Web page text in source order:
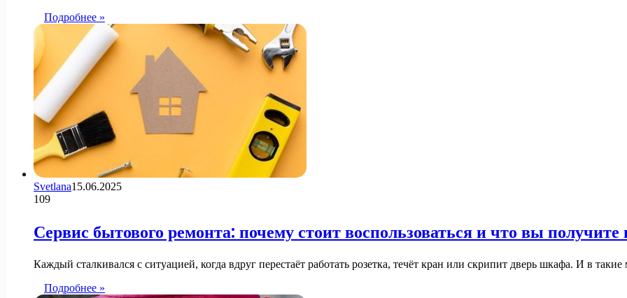
Подробнее »
Svetlana15.06.2025
109
Сервис бытового ремонта: почему стоит воспользоваться и что вы получите
Каждый сталкивался с ситуацией, когда вдруг перестаёт работать розетка, течёт кран или скрипит дверь шкафа. И в
Подробнее »